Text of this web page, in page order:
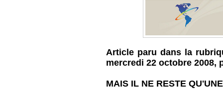
Article paru dans la
mercredi 22 octobre 2008,
MAIS IL NE RESTE